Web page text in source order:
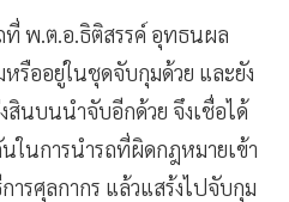
ที่ พ.ต.อ.ธิติสรรค์ อุทธนผล
รืออยู่ในชุดจับกุมด้วย และยัง
นบนนำจับอีกด้วย จึงเชื่อได้
ในการนำรถที่ผิดกฎหมายเข้า
ารศุลกากร แล้วแสร้งไปจับกุม